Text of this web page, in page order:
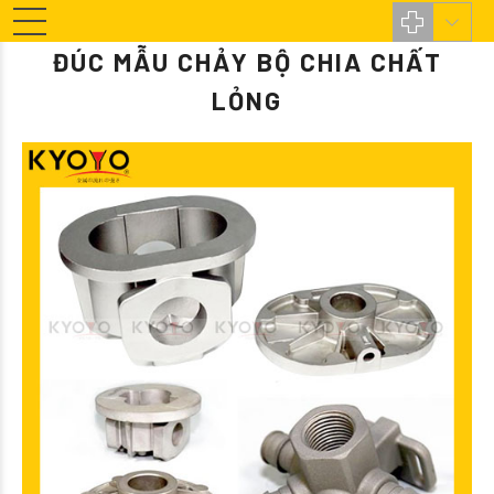
ĐÚC MẪU CHẢY BỘ CHIA CHẤT
LỎNG